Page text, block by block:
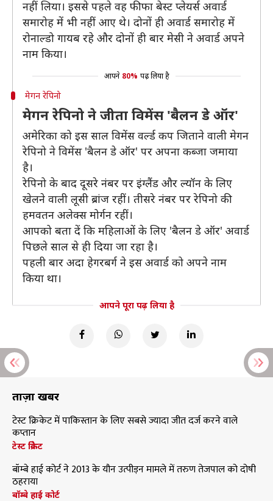
नहीं लिया। इससे पहले वह फीफा बेस्ट प्लेयर्स अवार्ड
समारोह में भी नहीं आए थे। दोनों ही अवार्ड समारोह में
रोनाल्डो गायब रहे और दोनों ही बार मेसी ने अवार्ड अपने
नाम किया।
आपने 80% पढ़ लिया है
मेगन रेपिनो
मेगन रेपिनो ने जीता विमेंस 'बैलन डे ऑर'
अमेरिका को इस साल विमेंस वर्ल्ड कप जिताने वाली मेगन
रेपिनो ने विमेंस 'बैलन डे ऑर' पर अपना कब्जा जमाया
है।
रेपिनो के बाद दूसरे नंबर पर इंग्लैंड और ल्यॉन के लिए
खेलने वाली लूसी ब्रांज रहीं। तीसरे नंबर पर रेपिनो की
हमवतन अलेक्स मोर्गन रहीं।
आपको बता दें कि महिलाओं के लिए 'बैलन डे ऑर' अवार्ड
पिछले साल से ही दिया जा रहा है।
पहली बार अदा हेगरबर्ग ने इस अवार्ड को अपने नाम
किया था।
आपने पूरा पढ़ लिया है
ताज़ा खबरें
टेस्ट क्रिकेट में पाकिस्तान के लिए सबसे ज्यादा जीत दर्ज करने वाले
कप्तान
टेस्ट क्रिकेट
बॉम्बे हाई कोर्ट ने 2013 के यौन उत्पीड़न मामले में तरुण तेजपाल को दोषी
ठहराया
बॉम्बे हाई कोर्ट